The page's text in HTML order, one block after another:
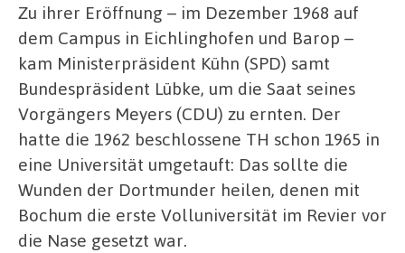
Zu ihrer Eröffnung – im Dezember 1968 auf
dem Campus in Eichlinghofen und Barop –
kam Ministerpräsident Kühn (SPD) samt
Bundespräsident Lübke, um die Saat seines
Vorgängers Meyers (CDU) zu ernten. Der
hatte die 1962 beschlossene TH schon 1965 in
eine Universität umgetauft: Das sollte die
Wunden der Dortmunder heilen, denen mit
Bochum die erste Volluniversität im Revier vor
die Nase gesetzt war.